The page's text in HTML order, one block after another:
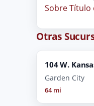
Sobre Título
Otras
104 W.
Garden City
64 mi